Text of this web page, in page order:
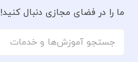
ما را در فضای مجازی دنبال کنید!